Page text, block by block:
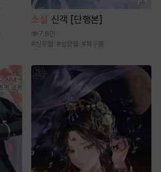
소설 신객 [단행본]
7.8만
#신무협 #성장물 #복수물